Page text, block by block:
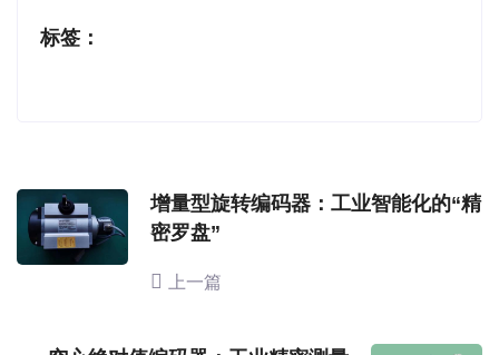
标签：
增量型旋转编码器：工业智能化的“精
密罗盘”
上一篇